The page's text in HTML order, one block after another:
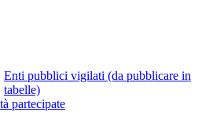
Enti pubblici vigilati (da pubblicare in
tabelle)
partecipate